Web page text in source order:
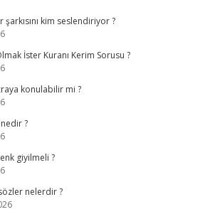
kim seslendiriyor ?
İster Kuranı Kerim Sorusu ?
konulabilir mi ?
?
giyilmeli ?
nelerdir ?